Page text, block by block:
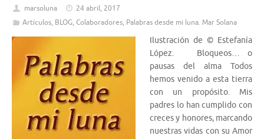
marsoluna
24 abril, 2017
Artículos, BLOG, Colaboradores, Palabras desde mi luna. Mar Solana
Ilustración de © Estefanía
López. Bloqueos… o
pausas del alma Todos
hemos venido a esta tierra
con un propósito. Mis
padres lo han cumplido con
creces y honores, marcando
nuestras vidas con su Amor